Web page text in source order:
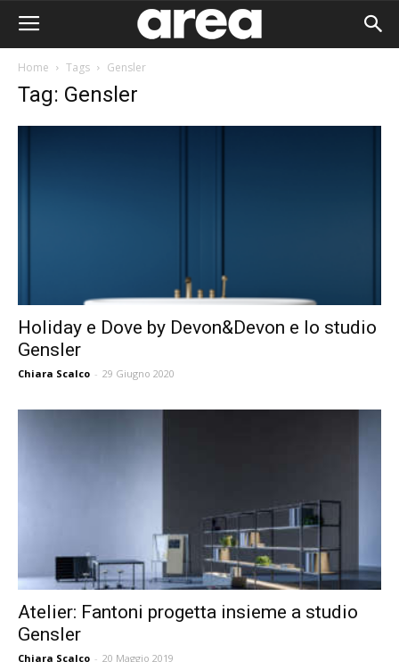
Home Tags Gensler
Tag: Gensler
Holiday e Dove by Devon&Devon e lo studio
Gensler
Chiara Scalco - 29 Giugno 2020
Atelier: Fantoni progetta insieme a studio
Gensler
Chiara Scalco - 20 Maggio 2019